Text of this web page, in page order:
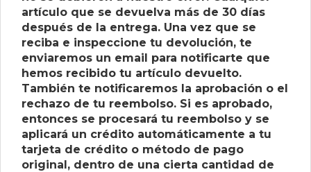
artículo que se devuelva más de 30 días
después de la entrega. Una vez que se
reciba e inspeccione tu devolución, te
enviaremos un email para notificarte que
hemos recibido tu artículo devuelto.
También te notificaremos la aprobación o el
rechazo de tu reembolso. Si es aprobado,
entonces se procesará tu reembolso y se
aplicará un crédito automáticamente a tu
tarjeta de crédito o método de pago
original, dentro de una cierta cantidad de